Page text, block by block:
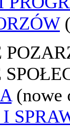
(nowe